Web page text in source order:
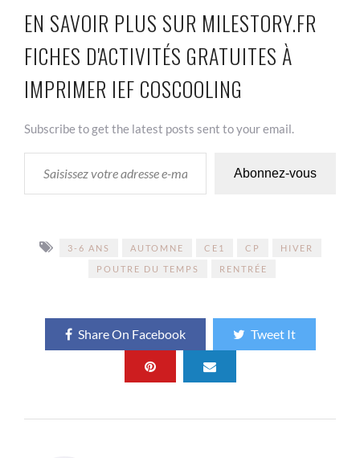
EN SAVOIR PLUS SUR MILESTORY.FR
FICHES D'ACTIVITÉS GRATUITES À
IMPRIMER IEF COSCOOLING
Subscribe to get the latest posts sent to your email.
SAISISSEZ VOTRE ADRESSE E-MAIL…
Abonnez-vous
3-6 ANS AUTOMNE CE1 CP
HIVER
POUTRE DU TEMPS
RENTRÉE
Share On Facebook Tweet It